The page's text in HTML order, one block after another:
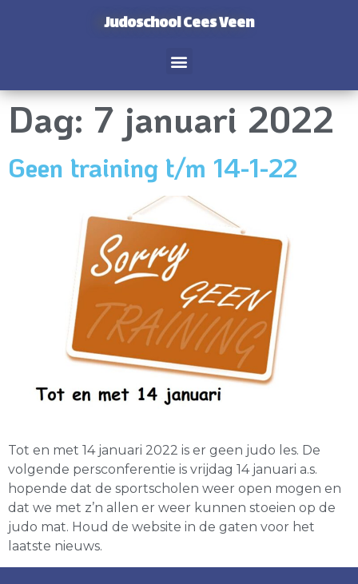
Judoschool Cees Veen
Dag: 7 januari 2022
Geen training t/m 14-1-22
Tot en met 14 januari 2022 is er geen judo les. De
volgende persconferentie is vrijdag 14 januari a.s.
hopende dat de sportscholen weer open mogen en
dat we met z’n allen er weer kunnen stoeien op de
judo mat. Houd de website in de gaten voor het
laatste nieuws.